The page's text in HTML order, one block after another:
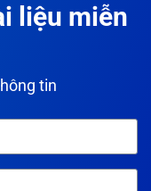
liệu miễn
tin​